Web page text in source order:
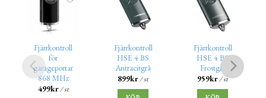
Fjärrkontroll
för
garageportar
868 MHz
499kr/ st
Fjärrkontroll
HSE 4 BS
Antracitgrå
899kr / st
Fjärrkontroll
HSE 4 BS
Frostgrå
959kr / st